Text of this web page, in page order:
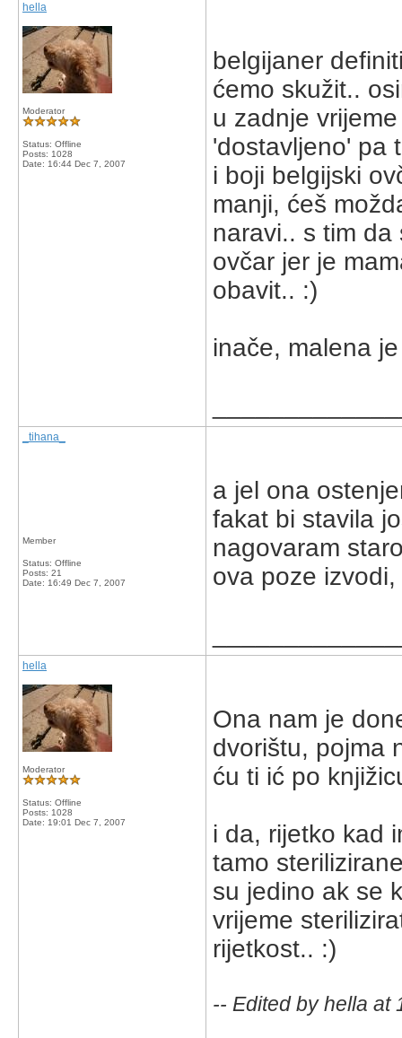
hella
Moderator
Status: Offline
Posts: 1028
Date: 16:44 Dec 7, 2007
belgijaner
ćemo skužit..
u zadnje
'dostavljeno' pa
i boji belgijski
manji, ćeš
naravi.. s tim
ovčar jer je
obavit.. :)
inače, malena
_tihana_
Member
Status: Offline
Posts: 21
Date: 16:49 Dec 7, 2007
a jel ona
fakat bi stavila
nagovaram
ova poze
hella
Moderator
Status: Offline
Posts: 1028
Date: 19:01 Dec 7, 2007
Ona nam je
dvorištu, pojma
ću ti ić po
i da, rijetko kad
tamo
su jedino ak se
vrijeme
rijetkost.. :)
-- Edited by hella at